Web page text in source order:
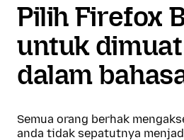
Pilih Firefox
untuk
dalam
Semua orang berhak
anda tidak sepatutnya